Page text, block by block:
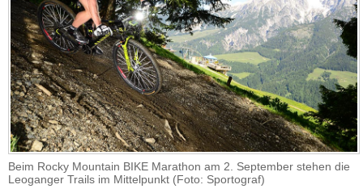
Beim Rocky Mountain BIKE Marathon am 2. September stehen die
Leoganger Trails im Mittelpunkt (Foto: Sportograf)